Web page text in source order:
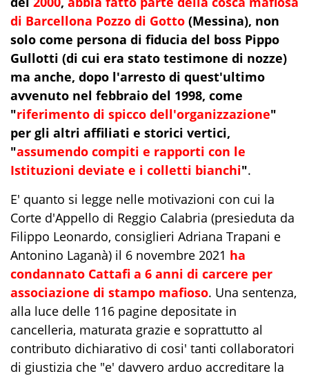
di Barcellona Pozzo di Gotto (Messina), non
solo come persona di fiducia del boss Pippo
Gullotti (di cui era stato testimone di nozze)
ma anche, dopo l'arresto di quest'ultimo
avvenuto nel febbraio del 1998, come
"riferimento di spicco dell'organizzazione"
per gli altri affiliati e storici vertici,
"assumendo compiti e rapporti con le
Istituzioni deviate e i colletti bianchi".
E' quanto si legge nelle motivazioni con cui la
Corte d'Appello di Reggio Calabria (presieduta da
Filippo Leonardo, consiglieri Adriana Trapani e
Antonino Laganà) il 6 novembre 2021 ha
condannato Cattafi a 6 anni di carcere per
associazione di stampo mafioso. Una sentenza,
alla luce delle 116 pagine depositate in
cancelleria, maturata grazie e soprattutto al
contributo dichiarativo di cosi' tanti collaboratori
di giustizia che "e' davvero arduo accreditare la